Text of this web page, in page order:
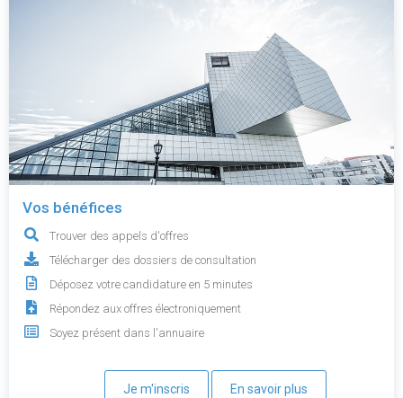
Vos bénéfices
Trouver des appels d'offres
Télécharger des dossiers de consultation
Déposez votre candidature en 5 minutes
Répondez aux offres électroniquement
Soyez présent dans l'annuaire
Je m'inscris En savoir plus